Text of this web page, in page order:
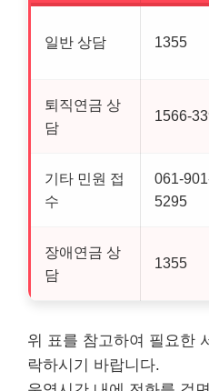
일반 상담 1355
퇴직연금 상
담
1566-
기타 민원 접
수
061-
5295
장애연금 상
담
1355
위 표를 참고하여 필요한
락하시기 바랍니다.